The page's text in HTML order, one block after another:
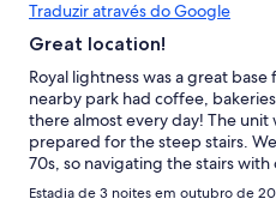
Traduzir através do Google
Great location!
Royal lightness was a great
nearby park had coffee,
there almost every day! The
prepared for the steep stairs.
70s, so navigating the stairs
challenging. It’s a cute, small
Estadia de 3 noites em outubro de